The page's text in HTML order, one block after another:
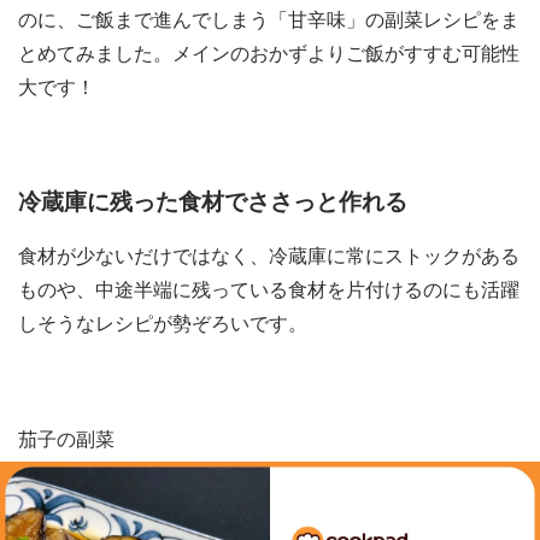
のに、ご飯まで進んでしまう「甘辛味」の副菜レシピをま
とめてみました。メインのおかずよりご飯がすすむ可能性
大です！
冷蔵庫に残った食材でささっと作れる
食材が少ないだけではなく、冷蔵庫に常にストックがある
ものや、中途半端に残っている食材を片付けるのにも活躍
しそうなレシピが勢ぞろいです。
茄子の副菜